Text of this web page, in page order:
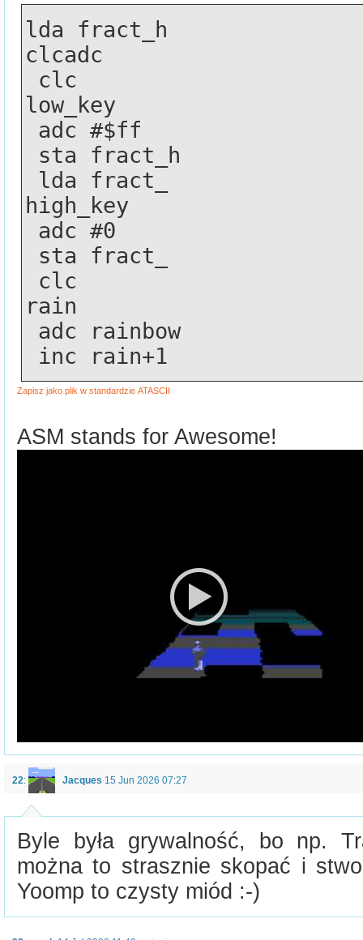
lda fract_h
clcadc
clc
low_key
adc #$ff
sta fract_h
lda fract_
high_key
adc #0
sta fract_
clc
rain
adc rainbow
inc rain+1
ASM stands for Awesome!
22: Jacques 15 Jun 2026 07:27
Byle była grywalność, bo np.
można to strasznie skopać i
Yoomp to czysty miód :-)